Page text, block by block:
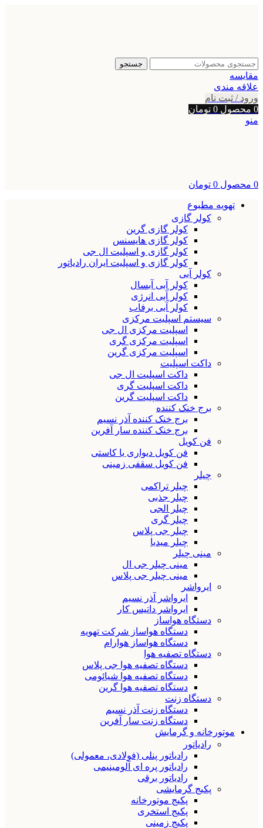
جستجو
مقایسه
علاقه مندی
ورود / ثبت نام
0 محصول 0 تومان
منو
0 محصول 0 تومان
تهویه مطبوع
کولر گازی
کولر گازی گرین
کولر گازی هایسنس
کولر گازی و اسپلیت ال جی
کولر گازی و اسپلیت ایران رادیاتور
کولر آبی
کولر آبی آبسال
کولر آبی انرژی
کولر آبی برفاب
سیستم اسپلیت مرکزی
اسپلیت مرکزی ال جی
اسپلیت مرکزی گری
اسپلیت مرکزی گرین
داکت اسپلیت
داکت اسپلیت ال جی
داکت اسپلیت گری
داکت اسپلیت گرین
برج خنک کننده
برج خنک کننده آذر نسیم
برج خنک کننده سار آفرین
فن کویل
فن کویل دیواری یا کاستی
فن کویل سقفی زمینی
چیلر
چیلر تراکمی
چیلر جذبی
چیلر الجی
چیلر گری
چیلر جی پلاس
چیلر میدیا
مینی چیلر
مینی چیلر جی ال
مینی چیلر جی پلاس
ایرواشر
ایرواشر آذر نسیم
ایرواشر داتیس کار
دستگاه هواساز
دستگاه هواساز شرکت تهویه
دستگاه هواساز هوارام
دستگاه تصفیه هوا
دستگاه تصفیه هوا جی پلاس
دستگاه تصفیه هوا شیائومی
دستگاه تصفیه هوا گرین
دستگاه زنت
دستگاه زنت آذر نسیم
دستگاه زنت سار آفرین
موتورخانه و گرمایش
رادیاتور
رادیاتور پنلی (فولادی، معمولی)
رادیاتور پره ای آلومینیمی
رادیاتور برقی
پکیج گرمایشی
پکیج موتورخانه
پکیج استخری
پکیج زمینی